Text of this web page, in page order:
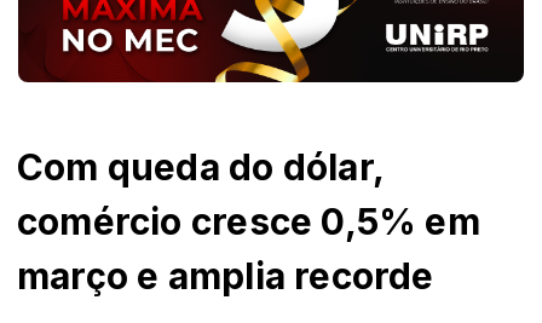
Com queda do dólar,
comércio cresce 0,5% em
março e amplia recorde